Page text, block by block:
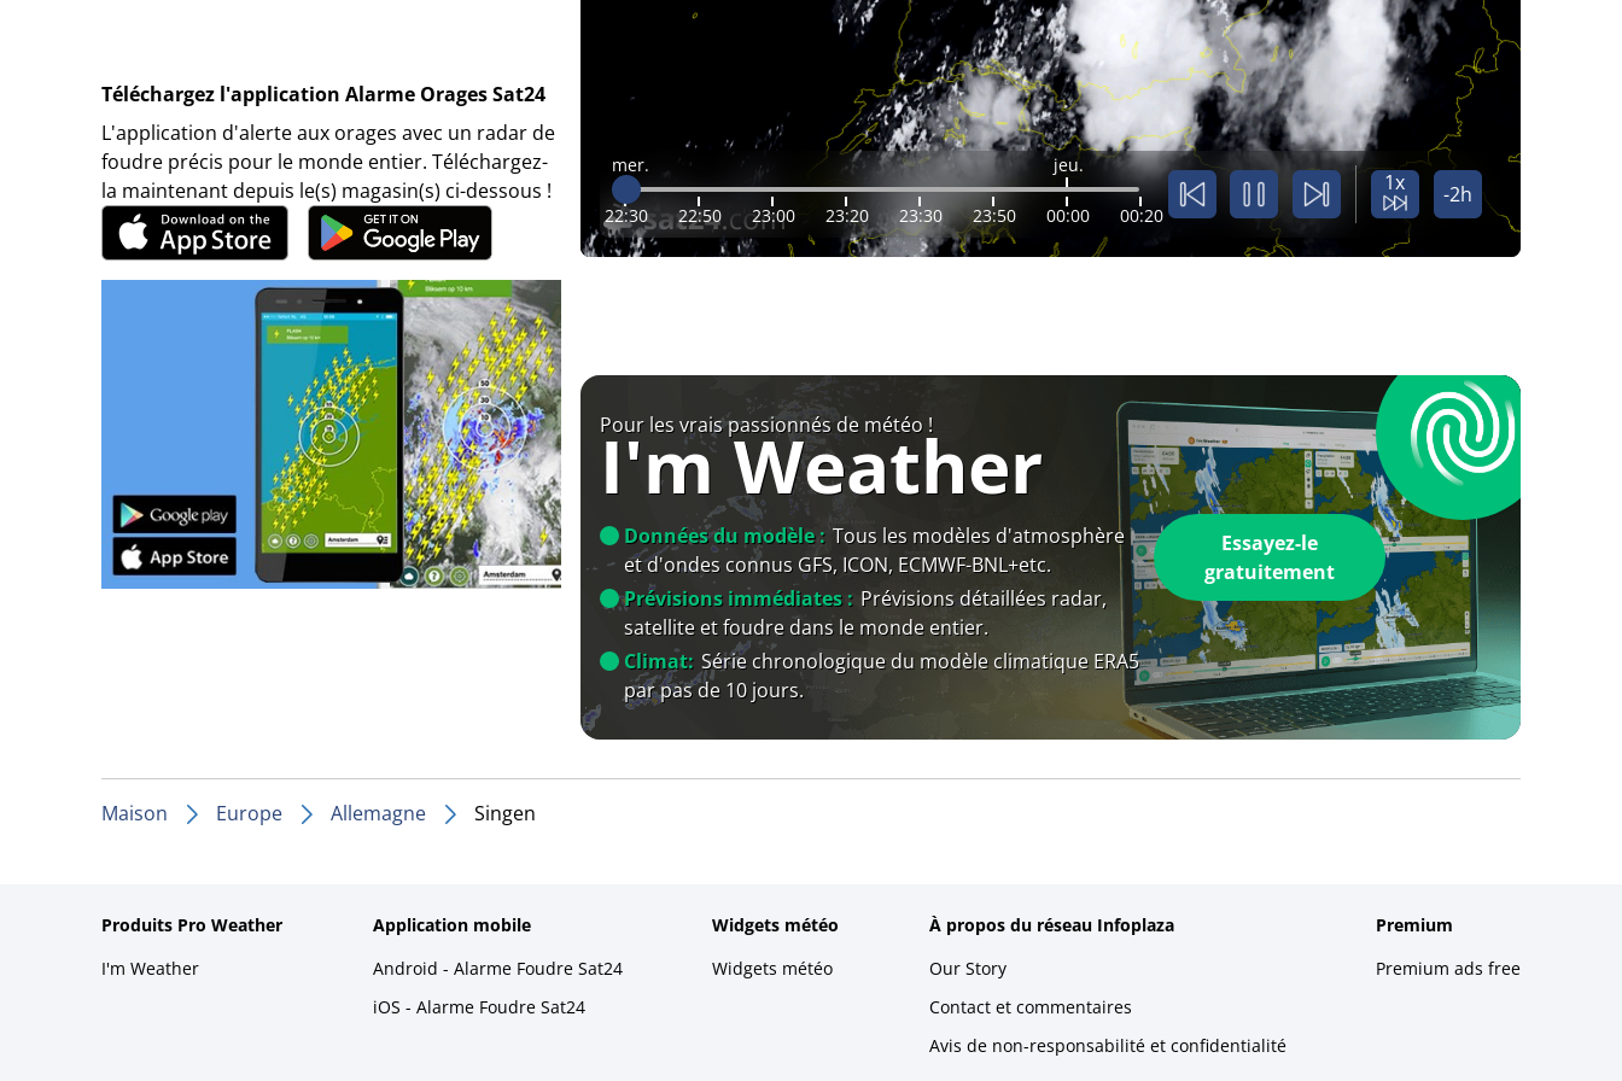
Téléchargez l'application Alarme Orages Sat24
L'application d'alerte aux orages avec un radar de
foudre précis pour le monde entier. Téléchargez-
la maintenant depuis le(s) magasin(s) ci-dessous !
mer. jeu.
22:30 22:50 23:00 23:20 23:30 23:50 00:00 00:20
1x -2h
Pour les vrais passionnés de météo !
I'm Weather
Données du modèle : Tous les modèles d'atmosphère
et d'ondes connus GFS, ICON, ECMWF-BNL+etc.
Prévisions immédiates : Prévisions détaillées radar,
satellite et foudre dans le monde entier.
Climat: Série chronologique du modèle climatique ERA5
par pas de 10 jours.
Essayez-le
gratuitement
Maison Europe Allemagne Singen
Produits Pro Weather
I'm Weather
Application mobile
Android - Alarme Foudre Sat24
iOS - Alarme Foudre Sat24
Widgets météo
Widgets météo
À propos du réseau Infoplaza
Our Story
Contact et commentaires
Avis de non-responsabilité et confidentialité
Premium
Premium ads free